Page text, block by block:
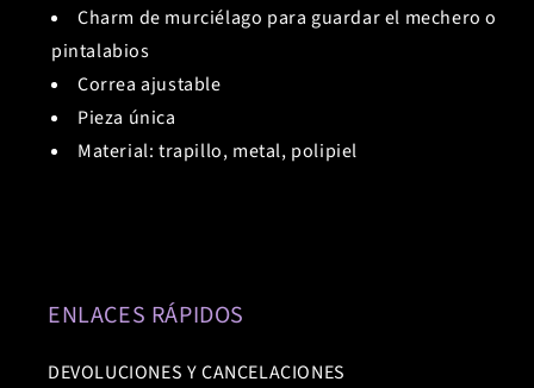
Charm de murciélago para guardar el mechero o
pintalabios
Correa ajustable
Pieza única
Material: trapillo, metal, polipiel
ENLACES RÁPIDOS
DEVOLUCIONES Y CANCELACIONES